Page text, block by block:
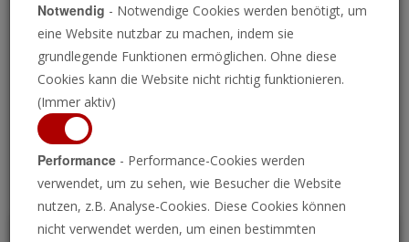
Programm ansehen
Notwendig - Notwendige Cookies werden benötigt, um
eine Website nutzbar zu machen, indem sie
grundlegende Funktionen ermöglichen. Ohne diese
Cookies kann die Website nicht richtig funktionieren.
(Immer aktiv)
Performance - Performance-Cookies werden
verwendet, um zu sehen, wie Besucher die Website
nutzen, z.B. Analyse-Cookies. Diese Cookies können
nicht verwendet werden, um einen bestimmten